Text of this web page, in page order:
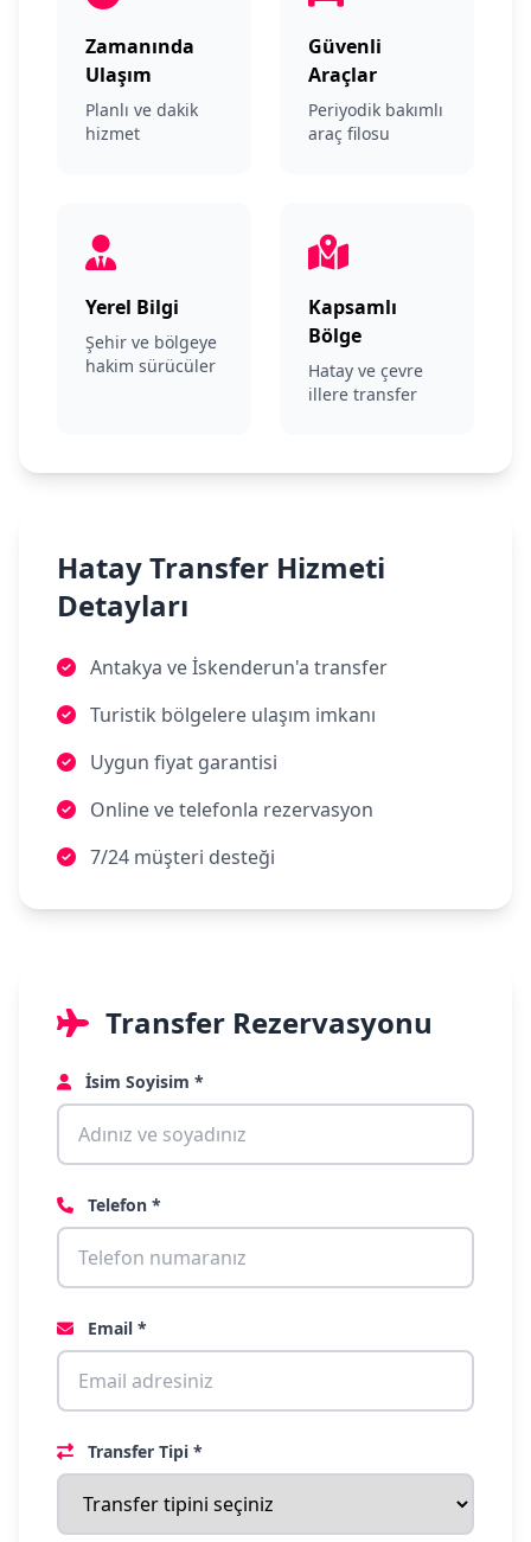
Zamanında
Ulaşım
Planlı ve dakik
hizmet
Güvenli
Araçlar
Periyodik bakımlı
araç filosu
Yerel Bilgi
Şehir ve bölgeye
hakim sürücüler
Kapsamlı
Bölge
Hatay ve çevre
illere transfer
Hatay Transfer Hizmeti
Detayları
Antakya ve İskenderun'a transfer
Turistik bölgelere ulaşım imkanı
Uygun fiyat garantisi
Online ve telefonla rezervasyon
7/24 müşteri desteği
Transfer Rezervasyonu
İsim Soyisim *
Telefon *
Email *
Transfer Tipi *